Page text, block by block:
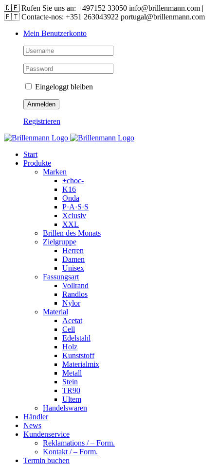
Skip
to
🇩🇪 Rufen Sie uns an: +497152 33050 info@brillenmann.com |
🇵🇹 Contacte-nos: +351 263043922 portugal@brillenmann.com
Mein Benutzerkonto
Eingeloggt bleiben
Registrieren
Start
Produkte
Marken
+choc-
K16
Onda
P·A·S·S
Xclusiv
XXL
Brillen des Monats
Zielgruppe
Herren
Damen
Unisex
Fassungsart
Vollrand
Randlos
Nylor
Material
Acetat
Cell
Edelstahl
Holz
Kunststoff
Materialmix
Metall
Stein
TR90
Ultem
Handelswaren
Händler
News
Kundenservice
Reklamations / – Form.
Kontakt / – Form.
Termin buchen